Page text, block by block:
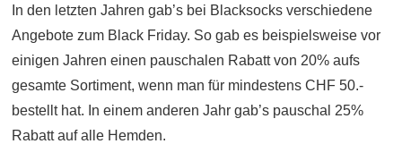
In den letzten Jahren gab’s bei Blacksocks verschiedene
Angebote zum Black Friday. So gab es beispielsweise vor
einigen Jahren einen pauschalen Rabatt von 20% aufs
gesamte Sortiment, wenn man für mindestens CHF 50.-
bestellt hat. In einem anderen Jahr gab’s pauschal 25%
Rabatt auf alle Hemden.